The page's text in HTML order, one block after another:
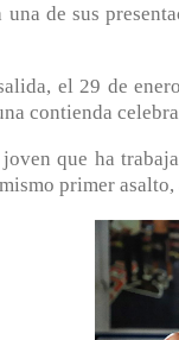
una de sus
el 29 de
contienda
que ha
primer